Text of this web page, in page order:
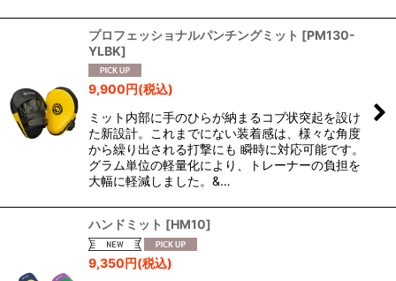
プロフェッショナルパンチングミット [PM130-
YLBK]
9,900円(税込)
ミット内部に手のひらが納まるコブ状突起を設け
た新設計。これまでにない装着感は、様々な角度
から繰り出される打撃にも 瞬時に対応可能です。
グラム単位の軽量化により、トレーナーの負担を
大幅に軽減しました。&…
ハンドミット [HM10]
9,350円(税込)